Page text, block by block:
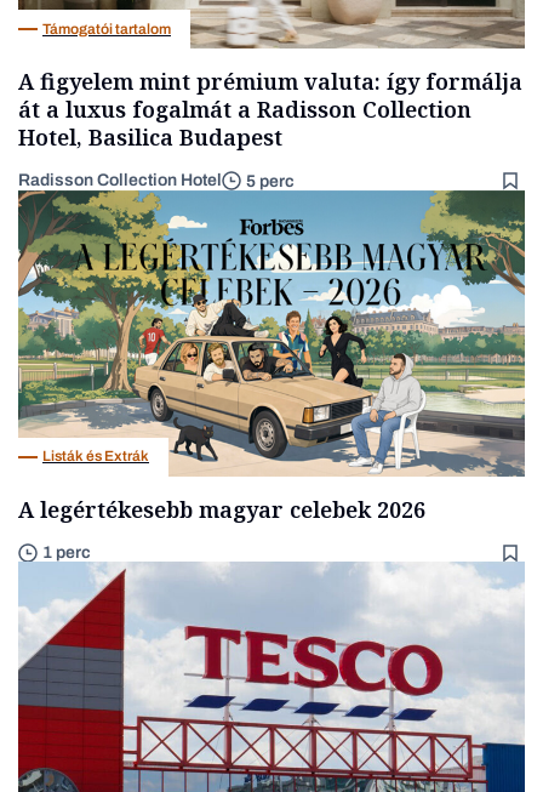
Támogatói tartalom
A figyelem mint prémium valuta: így formálja
át a luxus fogalmát a Radisson Collection
Hotel, Basilica Budapest
Radisson Collection Hotel 5 perc
Listák és Extrák
A legértékesebb magyar celebek 2026
1 perc